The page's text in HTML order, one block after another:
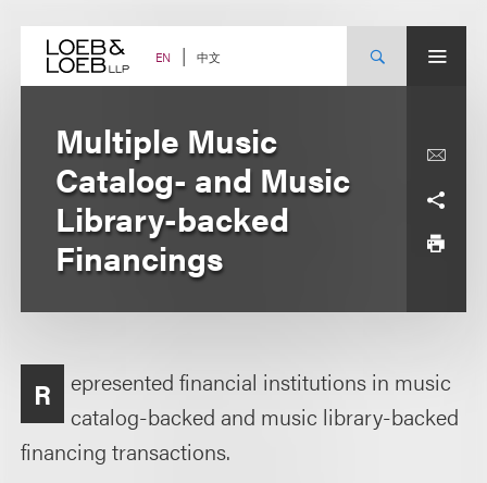
content EN 中文
Multiple Music
Catalog- and Music
Library-backed
Financings
R
epresented financial institutions in music
catalog-backed and music library-backed
financing transactions.